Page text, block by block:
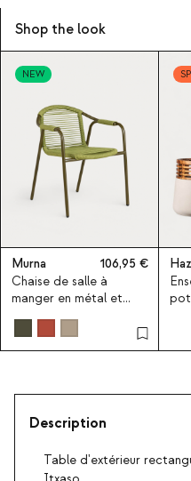
Shop the look
NEW
Murna
106,95
Chaise de salle à
manger en métal et
corde Murna
Description
Table d'extérieur